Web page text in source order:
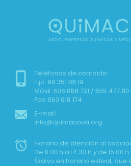
Teléfonos de contacto:
Fijo: 96.351.86.19
Móvil: 606.888.721 / 655.477.110
Fax: 960 618 174
E-mail:
info@quimacova.org
Horario de atención al
De 8:00 h a 14:30 h y de 15:00 h
(salvo en horario estival, que